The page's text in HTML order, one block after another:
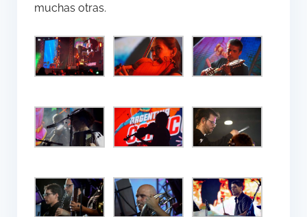
muchas otras.